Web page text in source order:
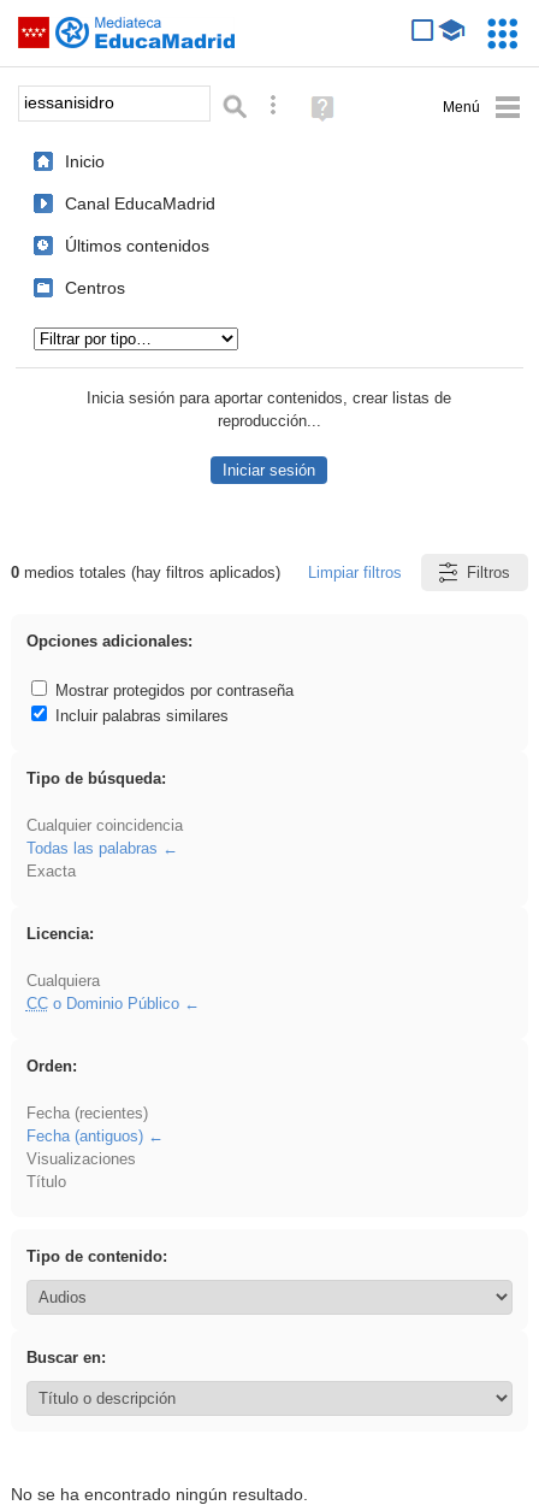
Saltar navegación
Palabra o frase: Búsqueda avanzada
Ayuda
(en
Inicio
Canal EducaMadrid
Últimos contenidos
Centros
Inicia sesión para aportar contenidos, crear listas de
reproducción...
Iniciar sesión
Resultados de: iessanisidro
0medios totales (hay filtros aplicados) Limpiar filtros Filtros
Opciones adicionales:
Mostrar protegidos por contraseña
Incluir palabras similares
Tipo de búsqueda:
Cualquier coincidencia
Todas las palabras
Exacta
Licencia:
Cualquiera
CCo Dominio Público
Orden:
Fecha (recientes)
Fecha (antiguos)
Visualizaciones
Título
Tipo de contenido:
Buscar en:
No se ha encontrado ningún resultado.